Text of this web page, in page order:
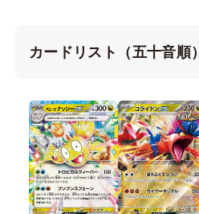
カードリスト（五十音順）